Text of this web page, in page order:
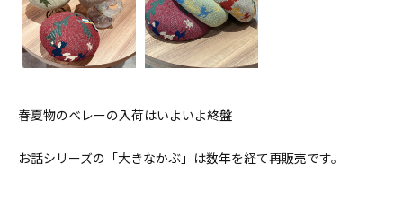
春夏物のベレーの入荷はいよいよ終盤
お話シリーズの「大きなかぶ」は数年を経て再販売です。